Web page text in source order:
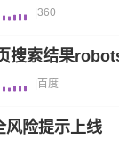
|360
搜索结果
百度
风险提示上线